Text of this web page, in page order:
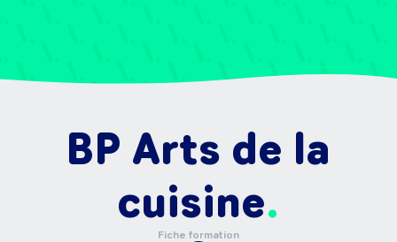
BP Arts de la
cuisine
Fiche formation